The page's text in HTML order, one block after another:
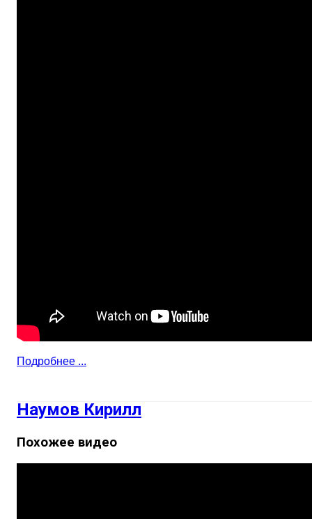
Подробнее ...
Наумов Кирилл
Похожее видео